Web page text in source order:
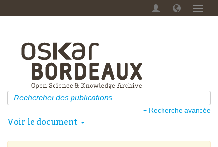
Menu
+ Recherche avancée
Voir le document